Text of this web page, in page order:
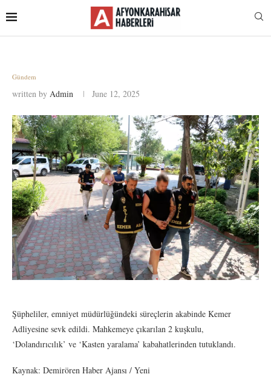
Gündem
written by Admin June 12, 2025
Şüpheliler, emniyet müdürlüğündeki süreçlerin akabinde Kemer
Adliyesine sevk edildi. Mahkemeye çıkarılan 2 kuşkulu,
‘Dolandırıcılık’ ve ‘Kasten yaralama’ kabahatlerinden tutuklandı.
Kaynak: Demirören Haber Ajansı / Yeni